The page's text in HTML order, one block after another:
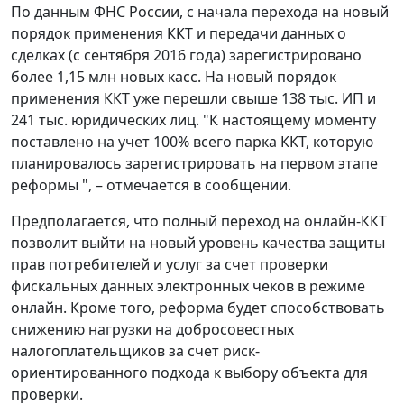
По данным ФНС России, с начала перехода на новый
порядок применения ККТ и передачи данных о
сделках (с сентября 2016 года) зарегистрировано
более 1,15 млн новых касс. На новый порядок
применения ККТ уже перешли свыше 138 тыс. ИП и
241 тыс. юридических лиц. "К настоящему моменту
поставлено на учет 100% всего парка ККТ, которую
планировалось зарегистрировать на первом этапе
реформы ", – отмечается в сообщении.
Предполагается, что полный переход на онлайн-ККТ
позволит выйти на новый уровень качества защиты
прав потребителей и услуг за счет проверки
фискальных данных электронных чеков в режиме
онлайн. Кроме того, реформа будет способствовать
снижению нагрузки на добросовестных
налогоплательщиков за счет риск-
ориентированного подхода к выбору объекта для
проверки.